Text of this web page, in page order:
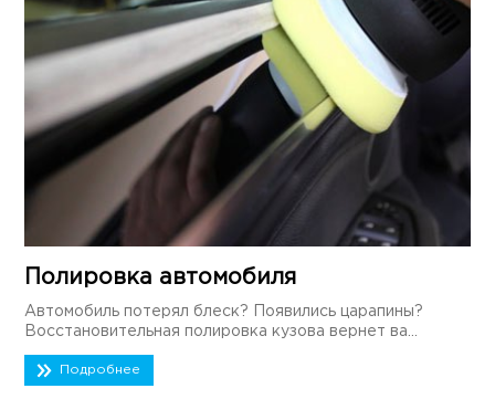
Полировка автомобиля
Автомобиль потерял блеск? Появились царапины?
Восстановительная полировка кузова вернет ва...
Подробнее